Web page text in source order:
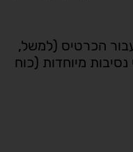
הכרטיס (למשל,
מיוחדות (כוח